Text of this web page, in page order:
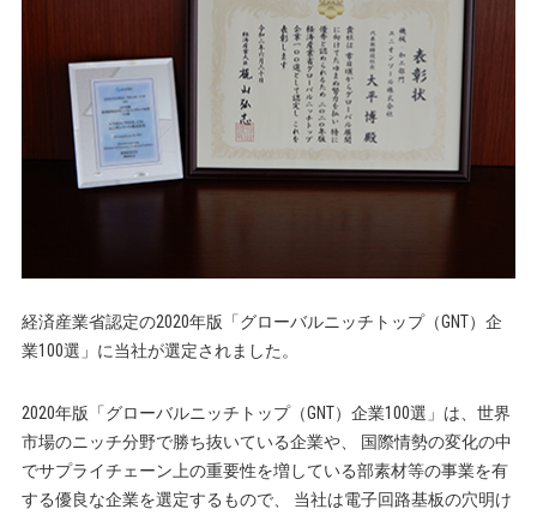
経済産業省認定の2020年版「グローバルニッチトップ（GNT）企
業100選」に当社が選定されました。
2020年版「グローバルニッチトップ（GNT）企業100選」は、世界
市場のニッチ分野で勝ち抜いている企業や、 国際情勢の変化の中
でサプライチェーン上の重要性を増している部素材等の事業を有
する優良な企業を選定するもので、 当社は電子回路基板の穴明け